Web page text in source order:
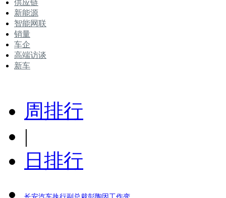
供应链
新能源
智能网联
销量
车企
高端访谈
新车
周排行
|
日排行